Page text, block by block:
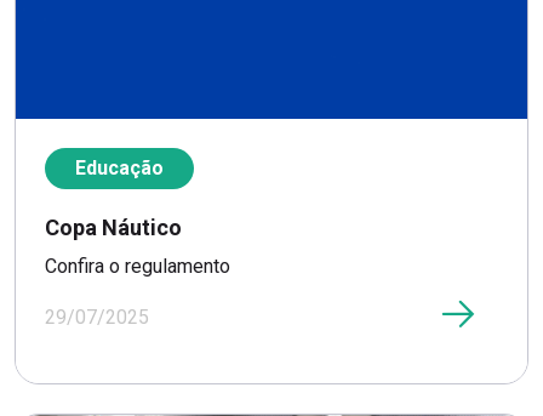
Educação
Copa Náutico
Confira o regulamento
29/07/2025